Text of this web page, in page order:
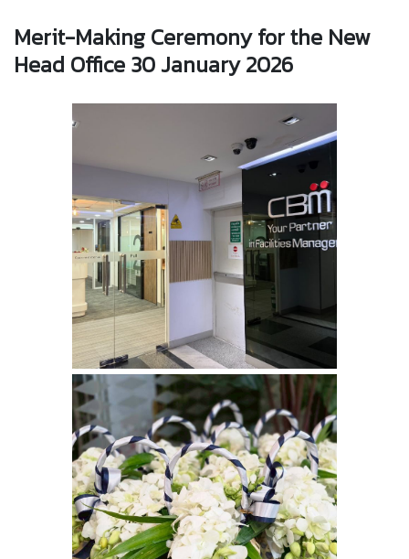
Merit-Making Ceremony for the New
Head Office 30 January 2026